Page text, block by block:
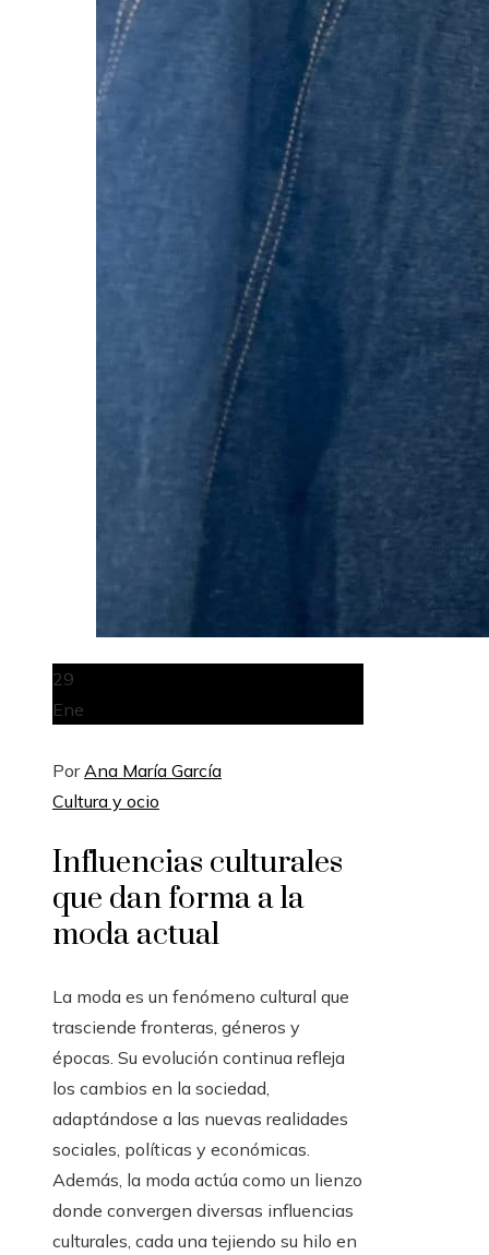
29
Ene
Por Ana María García
Cultura y ocio
Influencias culturales
que dan forma a la
moda actual
La moda es un fenómeno cultural que
trasciende fronteras, géneros y
épocas. Su evolución continua refleja
los cambios en la sociedad,
adaptándose a las nuevas realidades
sociales, políticas y económicas.
Además, la moda actúa como un lienzo
donde convergen diversas influencias
culturales, cada una tejiendo su hilo en